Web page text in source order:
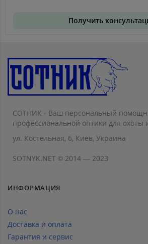
Получить
СОТНИК - Ваш персональный
профессиональной оптики для охоты
ул. Костельная, 6, Киев, Украина
SOTNYK.NET © 2014 — 2023
ИНФОРМАЦИЯ
О нас
Доставка и оплата
Гарантия и сервис